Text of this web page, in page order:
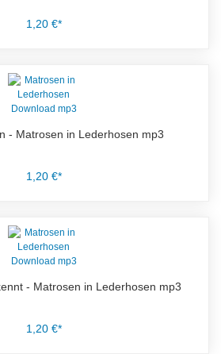
1,20 €*
- Matrosen in Lederhosen mp3
1,20 €*
- Matrosen in Lederhosen mp3
1,20 €*